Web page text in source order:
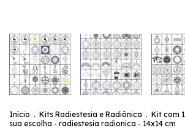
Início . Kits Radiestesia e Radiônica . Kit com
sua escolha - radiestesia radionica - 14x14 cm